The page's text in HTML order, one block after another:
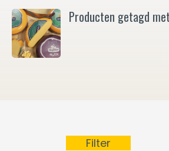
Producten getagd
Filter